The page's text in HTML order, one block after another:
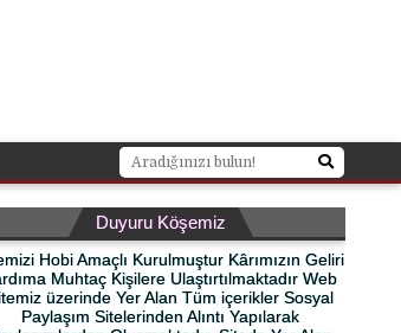
Duyuru Köşemiz
Hobi Amaçlı Kurulmuştur Kârımızın Geliri
Muhtaç Kişilere Ulaştırtılmaktadır Web
üzerinde Yer Alan Tüm içerikler Sosyal
Paylaşım Sitelerinden Alıntı Yapılarak